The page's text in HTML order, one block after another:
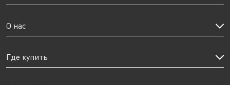
О нас
Где купить